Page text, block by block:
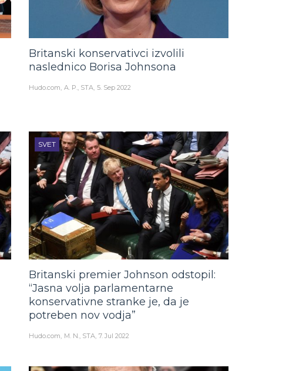
Britanski konservativci izvolili
naslednico Borisa Johnsona
Hudo.com A. P., STA 5. Sep 2022
SVET
Britanski premier Johnson odstopil:
“Jasna volja parlamentarne
konservativne stranke je, da je
potreben nov vodja”
Hudo.com M. N., STA 7. Jul 2022